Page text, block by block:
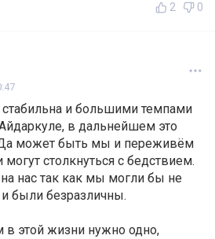
2 0
стабильна и большими темпами
в дальнейшем это
Да может быть мы и переживём
столкнуться с бедствием.
нас так как мы могли бы не
и были безразличны.
в этой жизни нужно одно,